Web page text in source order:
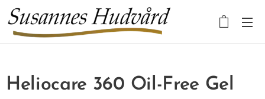
Heliocare 360 Oil-Free Gel